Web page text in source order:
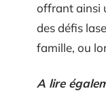
offrant ainsi
des défis
famille, ou
A lire